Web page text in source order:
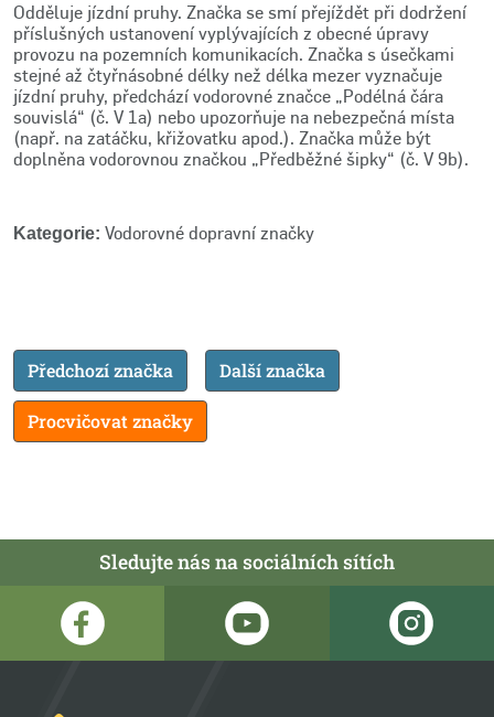
Odděluje jízdní pruhy. Značka se smí přejíždět při dodržení
příslušných ustanovení vyplývajících z obecné úpravy
provozu na pozemních komunikacích. Značka s úsečkami
stejné až čtyřnásobné délky než délka mezer vyznačuje
jízdní pruhy, předchází vodorovné značce „Podélná čára
souvislá“ (č. V 1a) nebo upozorňuje na nebezpečná místa
(např. na zatáčku, křižovatku apod.). Značka může být
doplněna vodorovnou značkou „Předběžné šipky“ (č. V 9b).
Kategorie: Vodorovné dopravní značky
Předchozí značka Další značka
Procvičovat značky
Sledujte nás na sociálních sítích